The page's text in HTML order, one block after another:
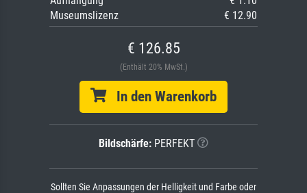
Museumslizenz
€ 12.90
€ 126.85
(Enthält 20% MwSt.)
In den Warenkorb
Bildschärfe: PERFEKT
Sollten Sie Anpassungen der Helligkeit und Farbe oder